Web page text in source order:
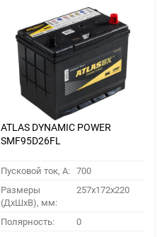
ATLAS DYNAMIC POWER
SMF95D26FL
Пусковой ток, A: 700
Размеры
(ДхШхВ), мм:
257x172x220
Полярность: 0